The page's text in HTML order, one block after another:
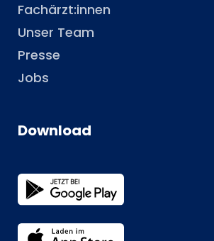
Fachärzt:innen
Unser Team
Presse
Jobs
Download